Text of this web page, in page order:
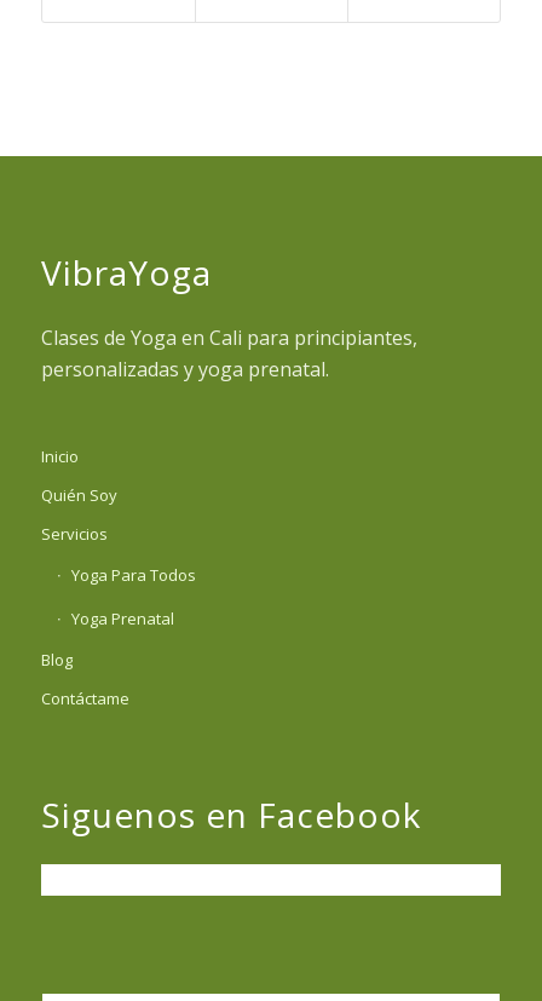
VibraYoga
Clases de Yoga en Cali para principiantes,
personalizadas y yoga prenatal.
Inicio
Quién Soy
Servicios
Yoga Para Todos
Yoga Prenatal
Blog
Contáctame
Siguenos en Facebook